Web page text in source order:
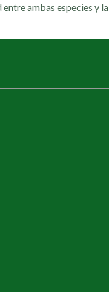
ambas especies y la